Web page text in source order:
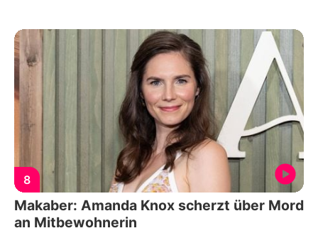
8
Makaber: Amanda Knox scherzt über Mord
an Mitbewohnerin